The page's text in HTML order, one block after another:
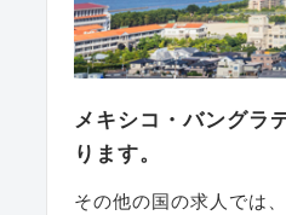
メキシコ・バングラ
ります。
その他の国の求人では